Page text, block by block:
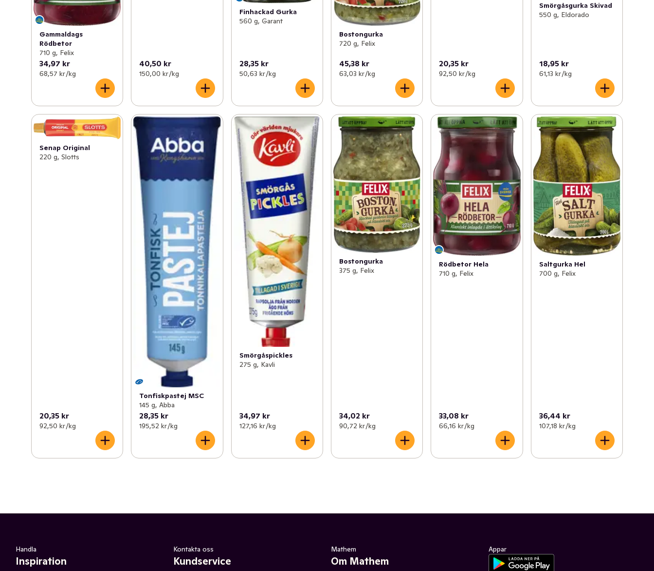
Gammaldags
Rödbetor
710 g, Felix
34,97 kr
68,57 kr /kg
40,50 kr
150,00 kr /kg
Finhackad Gurka
560 g, Garant
28,35 kr
50,63 kr /kg
Bostongurka
720 g, Felix
45,38 kr
63,03 kr /kg
20,35 kr
92,50 kr /kg
Smörgåsgurka Skivad
550 g, Eldorado
18,95 kr
61,13 kr /kg
Senap Original
220 g, Slotts
20,35 kr
92,50 kr /kg
Tonfiskpastej MSC
145 g, Abba
28,35 kr
195,52 kr /kg
Smörgåspickles
275 g, Kavli
34,97 kr
127,16 kr /kg
Bostongurka
375 g, Felix
34,02 kr
90,72 kr /kg
Rödbetor Hela
710 g, Felix
33,08 kr
66,16 kr /kg
Saltgurka Hel
700 g, Felix
36,44 kr
107,18 kr /kg
Handla
Inspiration
Kontakta oss
Kundservice
Mathem
Om Mathem
Appar